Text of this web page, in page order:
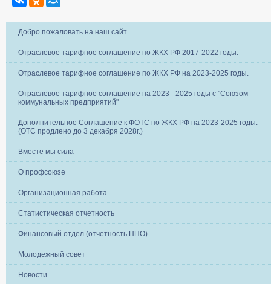
Добро пожаловать на наш сайт
Отраслевое тарифное соглашение по ЖКХ РФ 2017-2022 годы.
Отраслевое тарифное соглашение по ЖКХ РФ на 2023-2025 годы.
Отраслевое тарифное соглашение на 2023 - 2025 годы с "Союзом
коммунальных предприятий"
Дополнительное Соглашение к ФОТС по ЖКХ РФ на 2023-2025 годы.
(ОТС продлено до 3 декабря 2028г.)
Вместе мы сила
О профсоюзе
Организационная работа
Статистическая отчетность
Финансовый отдел (отчетность ППО)
Молодежный совет
Новости